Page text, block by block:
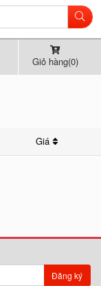
Giỏ hàng(0)
Giá
Đăng ký